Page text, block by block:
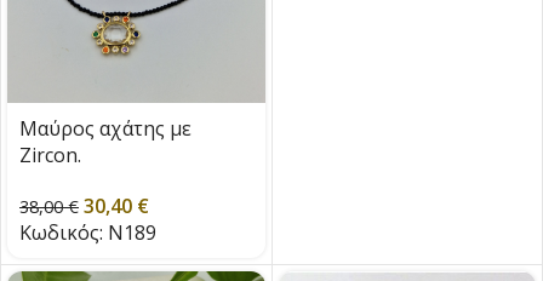
Μαύρος αχάτης με
Zircon.
38,00€ 30,40 €
Κωδικός: N189